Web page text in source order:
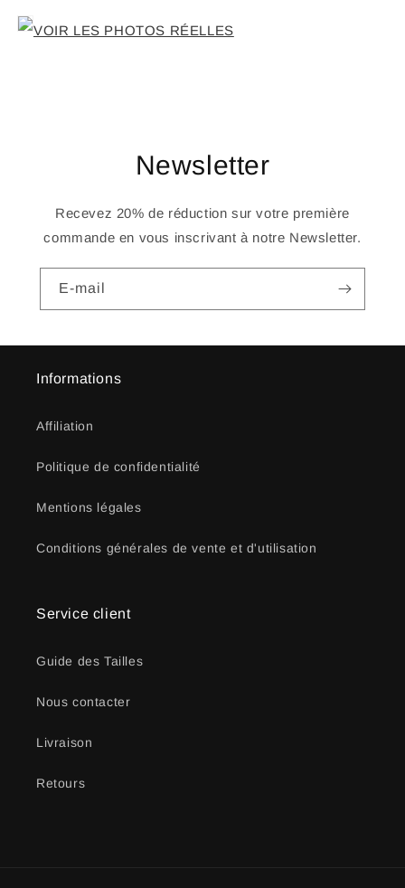
VOIR LES PHOTOS RÉELLES
Newsletter
Recevez 20% de réduction sur votre première
commande en vous inscrivant à notre Newsletter.
E-mail
Informations
Affiliation
Politique de confidentialité
Mentions légales
Conditions générales de vente et d'utilisation
Service client
Guide des Tailles
Nous contacter
Livraison
Retours